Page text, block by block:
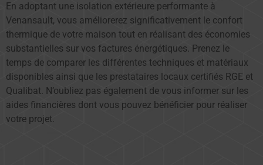
En adoptant une isolation extérieure performante à
Venansault, vous améliorerez significativement le confort
thermique de votre maison tout en réalisant des économies
substantielles sur vos factures énergétiques. Prenez le
temps de comparer les différentes techniques et matériaux
disponibles ainsi que les prestataires locaux certifiés RGE et
Qualibat. N’oubliez pas également de vous informer sur les
aides financières dont vous pouvez bénéficier pour réaliser
votre projet.